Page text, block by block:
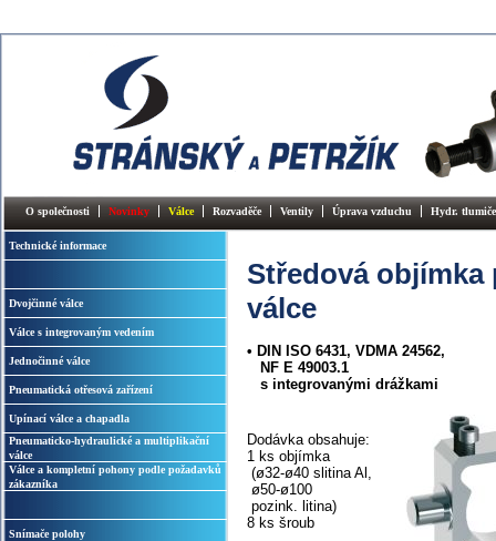
O společnosti Novinky Válce Rozvaděče Ventily Úprava vzduchu Hydr.
Technické informace
Dvojčinné válce
Válce s integrovaným vedením
Jednočinné válce
Pneumatická otřesová zařízení
Upínací válce a chapadla
Pneumaticko-hydraulické a multiplikační
válce
Válce a kompletní pohony podle požadavků
zákazníka
Snímače polohy
Středová objímka
válce
• DIN ISO 6431, VDMA 24562,
NF E 49003.1
s integrovanými drážkami
Dodávka obsahuje:
1 ks objímka
(ø32-ø40 slitina Al,
ø50-ø100
pozink. litina)
8 ks šroub